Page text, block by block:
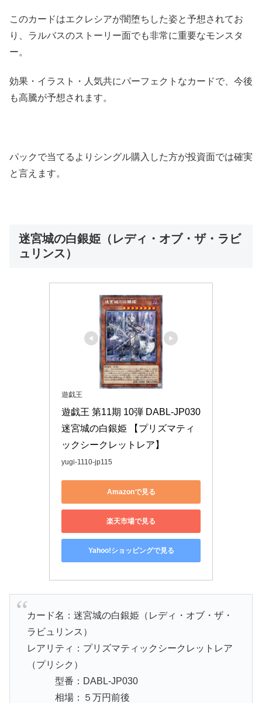
このカードはエクレシアが闇堕ちした姿と予想されてお
り、ラルバスのストーリー面でも非常に重要なモンスタ
ー。
効果・イラスト・人気共にパーフェクトなカードで、今後
も高騰が予想されます。
パックで当てるよりシングル購入した方が投資面では確実
と言えます。
迷宮城の白銀姫（レディ・オブ・ザ・ラビ
ュリンス）
遊戯王
遊戯王 第11期 10弾 DABL-JP030
迷宮城の白銀姫 【プリズマティ
ックシークレットレア】
yugi-1110-jp115
Amazonで見る
楽天市場で見る
Yahoo!ショッピングで見る
カード名：迷宮城の白銀姫（レディ・オブ・ザ・
ラビュリンス）
レアリティ：プリズマティックシークレットレア
（プリシク）
型番：DABL-JP030
相場：５万円前後